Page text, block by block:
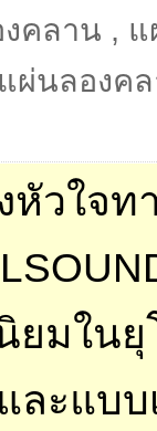
คลาน , แ
แผ่นลองค
หัวใจท
ยมในยุ
ละแบบ